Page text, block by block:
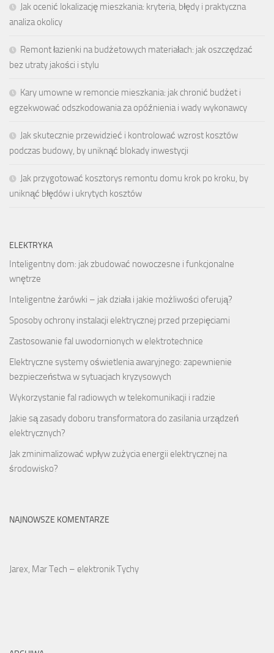
Jak ocenić lokalizację mieszkania: kryteria, błędy i praktyczna
analiza okolicy
Remont łazienki na budżetowych materiałach: jak oszczędzać
bez utraty jakości i stylu
Kary umowne w remoncie mieszkania: jak chronić budżet i
egzekwować odszkodowania za opóźnienia i wady wykonawcy
Jak skutecznie przewidzieć i kontrolować wzrost kosztów
podczas budowy, by uniknąć blokady inwestycji
Jak przygotować kosztorys remontu domu krok po kroku, by
uniknąć błędów i ukrytych kosztów
ELEKTRYKA
Inteligentny dom: jak zbudować nowoczesne i funkcjonalne
wnętrze
Inteligentne żarówki – jak działa i jakie możliwości oferują?
Sposoby ochrony instalacji elektrycznej przed przepięciami
Zastosowanie fal uwodornionych w elektrotechnice
Elektryczne systemy oświetlenia awaryjnego: zapewnienie
bezpieczeństwa w sytuacjach kryzysowych
Wykorzystanie fal radiowych w telekomunikacji i radzie
Jakie są zasady doboru transformatora do zasilania urządzeń
elektrycznych?
Jak zminimalizować wpływ zużycia energii elektrycznej na
środowisko?
NAJNOWSZE KOMENTARZE
Jarex, Mar Tech – elektronik Tychy